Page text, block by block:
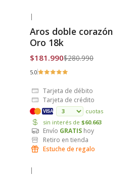
Envío Gratis
|
Aros doble corazón
Oro 18k
$181.990$280.990
5.0
Tarjeta de débito
Tarjeta de crédito
VISA
cuotas
sin interés de $60.663
Envío GRATIS hoy
Retiro en tienda
Estuche de regalo
|